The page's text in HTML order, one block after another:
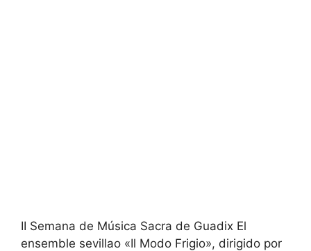
II Semana de Música Sacra de Guadix El
ensemble sevillao «Il Modo Frigio», dirigido por